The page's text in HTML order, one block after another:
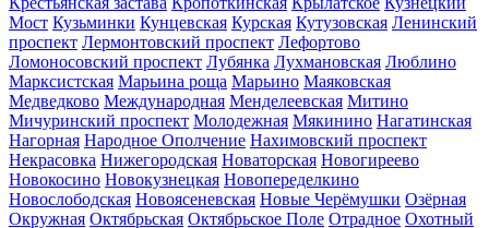
Мост Кузьминки Кунцевская Курская Кутузовская Ленинский
проспект Лермонтовский проспект Лефортово
Ломоносовский проспект Лубянка Лухмановская Люблино
Марксистская Марьина роща Марьино Маяковская
Медведково Международная Менделеевская Митино
Мичуринский проспект Молодежная Мякинино Нагатинская
Нагорная Народное Ополчение Нахимовский проспект
Некрасовка Нижегородская Новаторская Новогиреево
Новокосино Новокузнецкая Новопеределкино
Новослободская Новоясеневская Новые Черёмушки Озёрная
Окружная Октябрьская Октябрьское Поле Отрадное Охотный